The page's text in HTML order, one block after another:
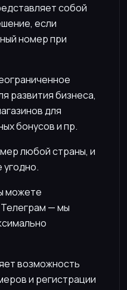
собой
если
номер при
развития бизнеса,
для
бонусов и пр.
любой страны, и
угодно.
можете
— мы
возможность
и регистрации